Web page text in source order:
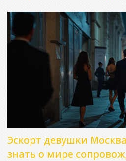
Эскорт девушки
знать о мире